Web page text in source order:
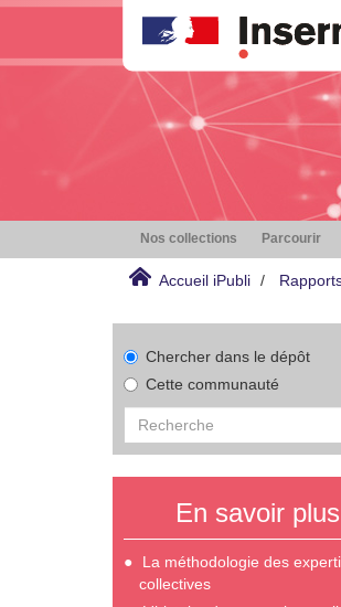
Nos collections Parcourir
Accueil iPubli
Chercher dans le dépôt
Cette communauté
En savoir plus
La méthodologie des
collectives